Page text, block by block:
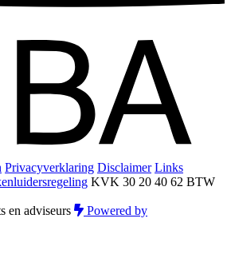
Privacyverklaring Disclaimer Links
KVK 30 20 40 62 BTW
en adviseurs
Powered by